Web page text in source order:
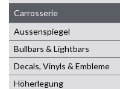
Carrosserie
Aussenspiegel
Bullbars & Lightbars
Decals, Vinyls & Embleme
Höherlegung